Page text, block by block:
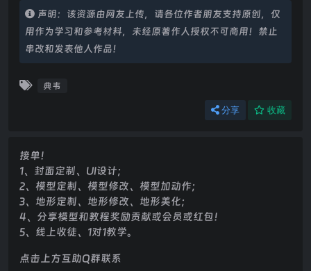
声明：该资源由网友上传，请各位作者朋友支持原创，仅
用作为学习和参考材料，未经原著作人授权不可商用！禁止
串改和发表他人作品！
典韦
分享 收藏
接单！
1、封面定制、UI设计；
2、模型定制、模型修改、模型加动作；
3、地形定制、地形修改、地形美化；
4、分享模型和教程奖励贡献或会员或红包！
5、线上收徒、1对1教学。
点击上方互助Q群联系